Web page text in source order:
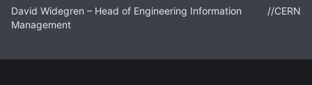
David Widegren – Head of Engineering Information
Management
//CERN